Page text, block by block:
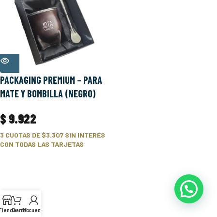
PACKAGING PREMIUM – PARA
MATE Y BOMBILLA (NEGRO)
$ 9.922
3 CUOTAS DE $3.307 SIN INTERÉS
CON TODAS LAS TARJETAS
CarritoMi cuenta